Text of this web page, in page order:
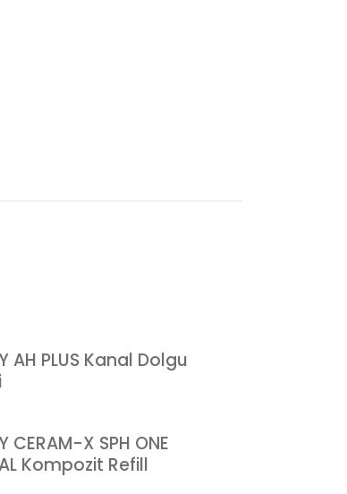
AH PLUS Kanal Dolgu
CERAM-X SPH ONE
Kompozit Refill